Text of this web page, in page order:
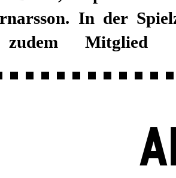
In der
Mitglied
wird aber